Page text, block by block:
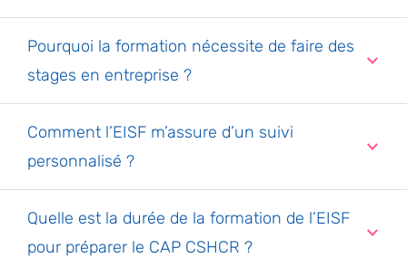
Pourquoi la formation nécessite de faire des
stages en entreprise ?
Comment l’EISF m’assure d’un suivi
personnalisé ?
Quelle est la durée de la formation de l’EISF
pour préparer le CAP CSHCR ?